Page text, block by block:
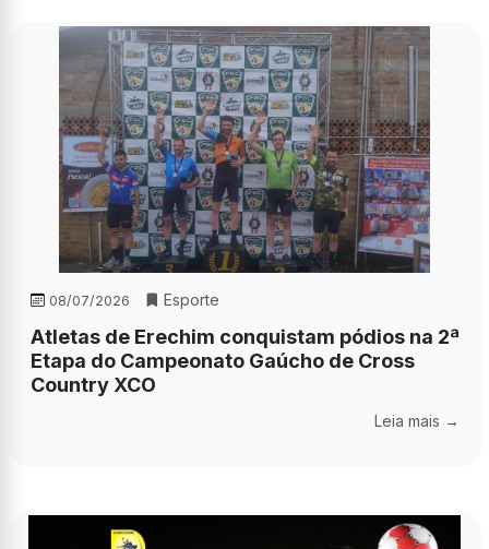
08/07/2026 Esporte
Atletas de Erechim conquistam pódios na 2ª
Etapa do Campeonato Gaúcho de Cross
Country XCO
Leia mais →